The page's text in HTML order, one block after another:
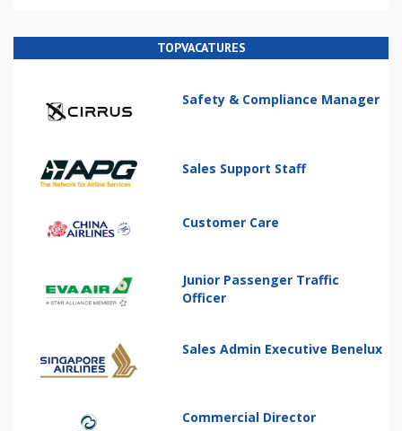
TOPVACATURES
Safety & Compliance Manager
Sales Support Staff
Customer Care
Junior Passenger Traffic
Officer
Sales Admin Executive Benelux
Commercial Director